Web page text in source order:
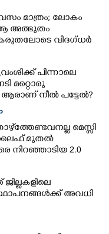
മാത്രം; ലോകം
ആ അത്ഭുതം
വിദഗ്ധർ
പിന്നാലെ
മറ്റൊരു
ആരാണ് നീൽ പട്ടേൽ?
മെസ്സി
മുതല്‍
നിറഞ്ഞാടിയ 2.0
അവധി